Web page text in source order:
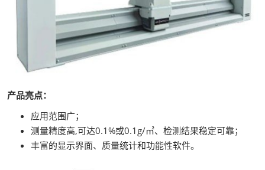
产品亮点：
应用范围广；
测量精度高,可达0.1%或0.1g/㎡、检测结果稳定可靠；
丰富的显示界面、质量统计和功能性软件。